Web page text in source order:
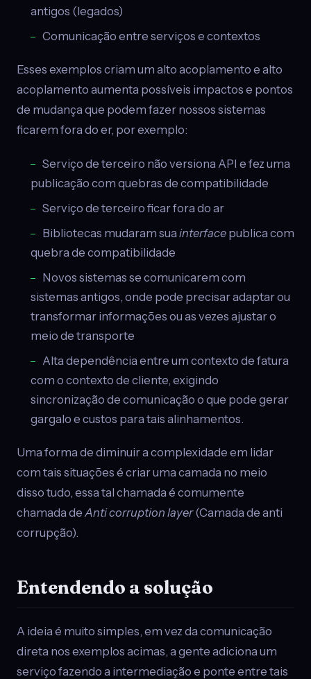
antigos (legados)
Comunicação entre serviços e contextos
Esses exemplos criam um alto acoplamento e alto
acoplamento aumenta possíveis impactos e pontos
de mudança que podem fazer nossos sistemas
ficarem fora do er, por exemplo:
Serviço de terceiro não versiona API e fez uma
publicação com quebras de compatibilidade
Serviço de terceiro ficar fora do ar
Bibliotecas mudaram suainterface publica com
quebra de compatibilidade
Novos sistemas se comunicarem com
sistemas antigos, onde pode precisar adaptar ou
transformar informações ou as vezes ajustar o
meio de transporte
Alta dependência entre um contexto de fatura
com o contexto de cliente, exigindo
sincronização de comunicação o que pode gerar
gargalo e custos para tais alinhamentos.
Uma forma de diminuir a complexidade em lidar
com tais situações é criar uma camada no meio
disso tudo, essa tal chamada é comumente
chamada de Anti corruption layer(Camada de anti
corrupção).
Entendendo a solução
A ideia é muito simples, em vez da comunicação
direta nos exemplos acimas, a gente adiciona um
serviço fazendo a intermediação e ponte entre tais